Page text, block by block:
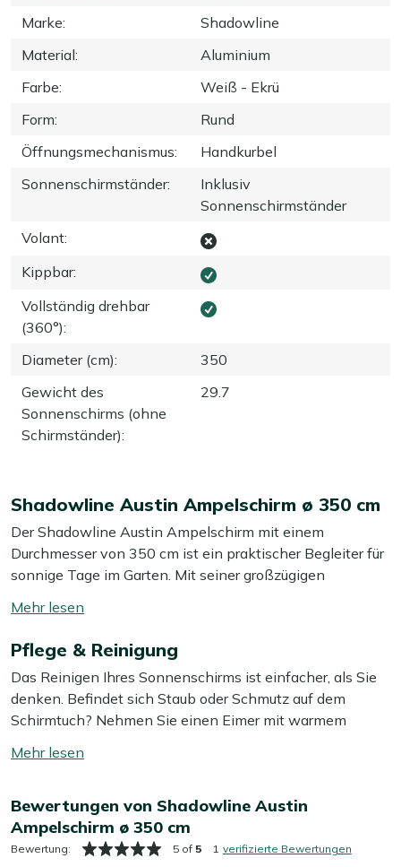
Marke:
Shadowline
Material:
Aluminium
Farbe:
Weiß - Ekrü
Form:
Rund
Öffnungsmechanismus:
Handkurbel
Sonnenschirmständer:
Inklusiv
Sonnenschirmständer
Volant:
Kippbar:
Vollständig drehbar
(360°):
Diameter (cm):
350
Gewicht des
Sonnenschirms (ohne
Schirmständer):
29.7
Shadowline Austin Ampelschirm ø 350 cm
Der Shadowline Austin Ampelschirm mit einem
Durchmesser von 350 cm ist ein praktischer Begleiter für
sonnige Tage im Garten. Mit seiner großzügigen
dafür, dass Sie auch bei starker Sonneneinstrahlung
entspannt im Freien sitzen können. Der Schirm ist in
einem eleganten Ecru gehalten und wird inklusive eines
160 kg schweren, fahrbaren Schirmständers sowie einer
Schutzhülle geliefert. Dank des Drehhebels lässt sich der
Schirm mühelos öffnen und schließen, was ihn
besonders benutzerfreundlich macht.
Vollständig drehbar:Der Schirm lässt sich komplett
um 360 Grad drehen, sodass Sie den Schatten immer
umschalten
Pflege & Reinigung
Das Reinigen Ihres Sonnenschirms ist einfacher, als Sie
denken. Befindet sich Staub oder Schmutz auf dem
Schirmtuch? Nehmen Sie einen Eimer mit warmem
Sie das Tuch vorsichtig mit einem weichen Schwamm ab.
Seifenwasser reinigen.
Möchten Sie länger Freude an einem sauberen
Bewertungen von Shadowline Austin
Ampelschirm ø 350 cm
Bewertung: 5 of 5 1 verifizierte Bewertungen